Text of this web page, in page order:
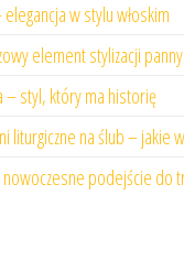
w stylu włoskim
element stylizacji
– styl, który ma historię
liturgiczne na ślub – jakie
nowoczesne podejście do